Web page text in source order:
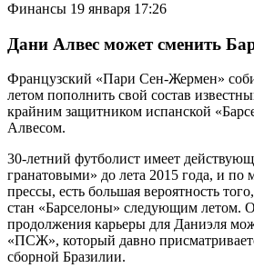
Финансы 19 января 17:26
Дани Алвес может сменить
Французский «Пари Сен-Жермен»
летом пополнить свой состав
крайним защитником испанской
Алвесом.
30-летний футболист имеет
гранатовыми» до лета 2015 года, и
прессы, есть большая вероятность
стан «Барселоны» следующим летом.
продолжения карьеры для Даниэля
«ПСЖ», который давно
сборной Бразилии.